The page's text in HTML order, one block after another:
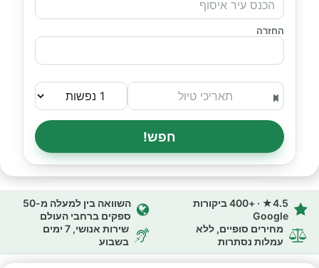
החזרה
חפש!
4.5★ · +400 ביקורות
Google
השוואה בין למעלה מ-50
ספקים ברחבי העולם
מחירים סופיים, ללא
עמלות נסתרות
שירות אנושי, 7 ימים
בשבוע